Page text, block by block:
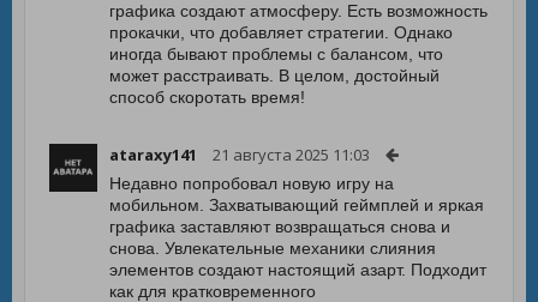
графика создают атмосферу. Есть возможность
прокачки, что добавляет стратегии. Однако
иногда бывают проблемы с балансом, что
может расстраивать. В целом, достойный
способ скоротать время!
ataraxy141 21 августа 2025 11:03
Недавно попробовал новую игру на
мобильном. Захватывающий геймплей и яркая
графика заставляют возвращаться снова и
снова. Увлекательные механики слияния
элементов создают настоящий азарт. Подходит
как для кратковременного